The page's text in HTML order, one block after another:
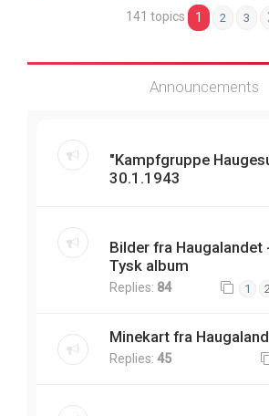
141 topics 1 2 3
Announcements
"Kampfgruppe
30.1.1943
Bilder fra Haugalandet
Tysk album
Replies: 84 1
Minekart fra
Replies: 45